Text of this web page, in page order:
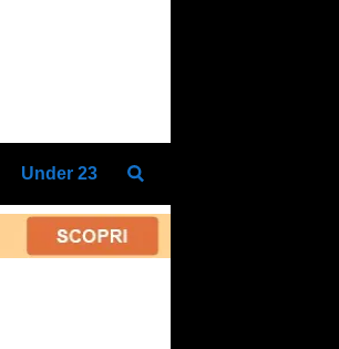
Under 23